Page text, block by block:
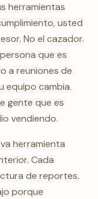
herramientas
usted
No el cazador.
que es
a reuniones de
equipo cambia.
gente que es
vendiendo.
herramienta
Cada
de reportes.
porque